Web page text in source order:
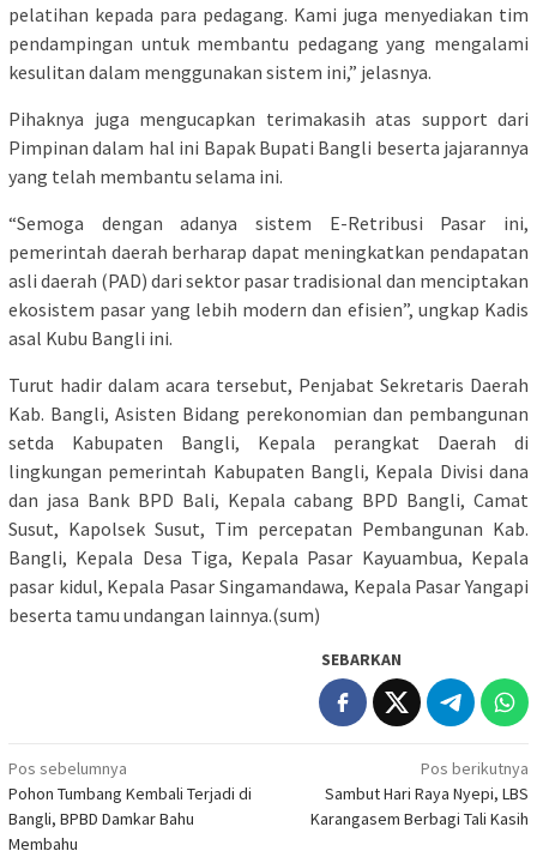
pelatihan kepada para pedagang. Kami juga menyediakan tim
pendampingan untuk membantu pedagang yang mengalami
kesulitan dalam menggunakan sistem ini,” jelasnya.
Pihaknya juga mengucapkan terimakasih atas support dari
Pimpinan dalam hal ini Bapak Bupati Bangli beserta jajarannya
yang telah membantu selama ini.
“Semoga dengan adanya sistem E-Retribusi Pasar ini,
pemerintah daerah berharap dapat meningkatkan pendapatan
asli daerah (PAD) dari sektor pasar tradisional dan menciptakan
ekosistem pasar yang lebih modern dan efisien”, ungkap Kadis
asal Kubu Bangli ini.
Turut hadir dalam acara tersebut, Penjabat Sekretaris Daerah
Kab. Bangli, Asisten Bidang perekonomian dan pembangunan
setda Kabupaten Bangli, Kepala perangkat Daerah di
lingkungan pemerintah Kabupaten Bangli, Kepala Divisi dana
dan jasa Bank BPD Bali, Kepala cabang BPD Bangli, Camat
Susut, Kapolsek Susut, Tim percepatan Pembangunan Kab.
Bangli, Kepala Desa Tiga, Kepala Pasar Kayuambua, Kepala
pasar kidul, Kepala Pasar Singamandawa, Kepala Pasar Yangapi
beserta tamu undangan lainnya.(sum)
SEBARKAN
Navigasi
pos
Pos sebelumnya
Pohon Tumbang Kembali Terjadi di
Bangli, BPBD Damkar Bahu
Membahu
Pos berikutnya
Sambut Hari Raya Nyepi, LBS
Karangasem Berbagi Tali Kasih